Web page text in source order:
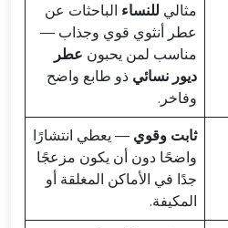
مثالي للنساء الباحثات عن
عطر أنثوي قوي وجذاب —
مناسب لمن يحبون عطر
ديور نسائي ذو طابع واضح
وفاخر.
ثابت وقوي — يعطي انتشارًا
واضحًا دون أن يكون مزعجًا
جدًا في الأماكن المغلقة أو
المكيفة.